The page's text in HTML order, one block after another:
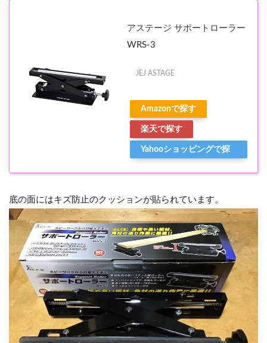
アステージ サポートローラー
WRS-3
JEJ ASTAGE
Amazonで探す
楽天で探す
Yahooショッピングで探
底の面にはキズ防止のクッションが貼られています。